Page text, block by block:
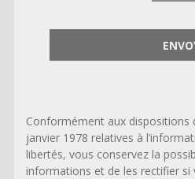
Conformément aux dispositions
janvier 1978 relatives à
libertés, vous conservez la
informations et de les rectifier si